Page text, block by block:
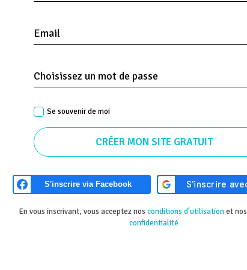
Email
Choisissez un mot de passe
Se souvenir de moi
En vous inscrivant, vous acceptez nos conditions d'utilisationet nos
confidentialité